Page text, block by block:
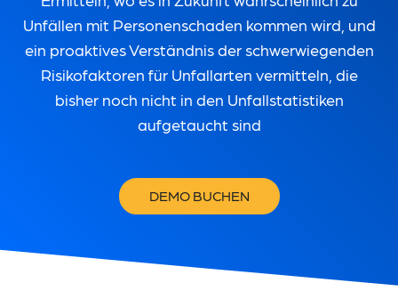
Unfällen mit Personenschaden kommen wird, und
ein proaktives Verständnis der schwerwiegenden
Risikofaktoren für Unfallarten vermitteln, die
bisher noch nicht in den Unfallstatistiken
aufgetaucht sind
DEMO BUCHEN